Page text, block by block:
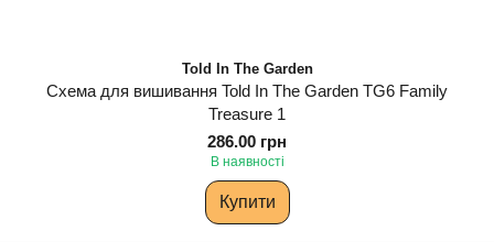
Told In The Garden
Схема для вишивання Told In The Garden TG6 Family
Treasure 1
286.00 грн
В наявності
Купити